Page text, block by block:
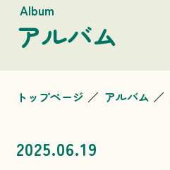
Album
アルバム
トップページ アルバム
2025.06.19